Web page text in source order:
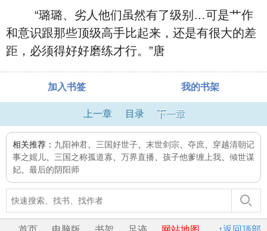
“璐璐、劣人他们虽然有了级别…可是艹作
和意识跟那些顶级高手比起来，还是有很大的差
距，必须得好好磨练才行。”唐
加入书签 我的书架
上一章 目录 下一章
相关推荐： 九阳神君 三国好世子 末世剑宗 夺庶
穿越清朝记
事之媱儿
三国之称孤道寡 万界直播 孩子他爹缠上我
倾世谋
妃
最后的阴阳师